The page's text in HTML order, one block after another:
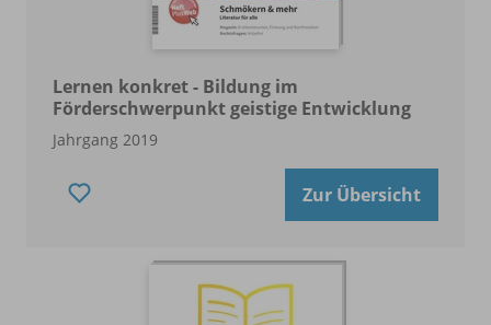
Lernen konkret - Bildung im
Förderschwerpunkt geistige Entwicklung
Jahrgang 2019
Zur Übersicht